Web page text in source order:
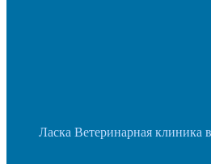
Ласка Ветеринарная клиника